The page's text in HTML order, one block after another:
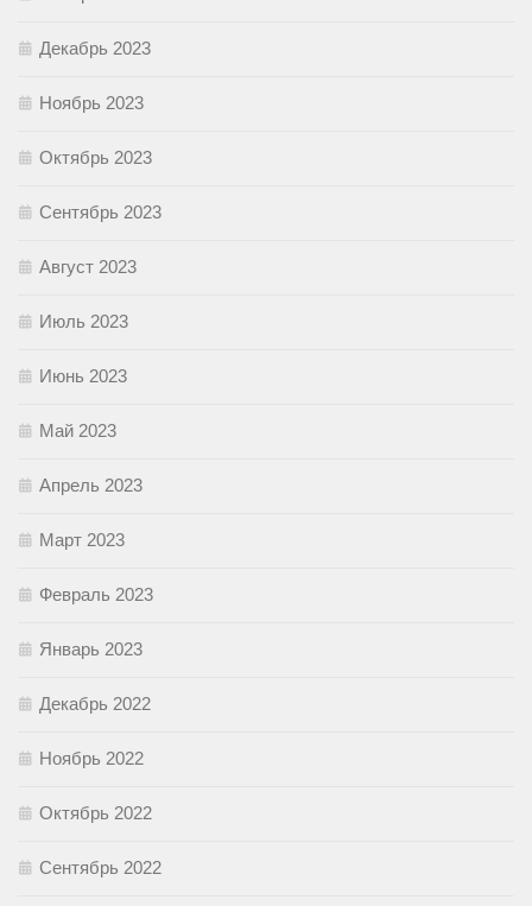
Декабрь 2023
Ноябрь 2023
Октябрь 2023
Сентябрь 2023
Август 2023
Июль 2023
Июнь 2023
Май 2023
Апрель 2023
Март 2023
Февраль 2023
Январь 2023
Декабрь 2022
Ноябрь 2022
Октябрь 2022
Сентябрь 2022